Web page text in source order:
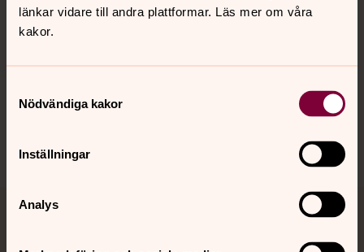
länkar vidare till andra plattformar. Läs mer om våra
kakor.
Nödvändiga kakor
Inställningar
Analys
Hitta snabbt
Sociala kanaler